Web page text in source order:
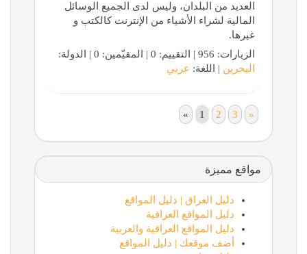
العديد من البلدان، وليس لدى الجميع الوسائل
المالية لشراء الأشياء من الإنترنت كالكتب و
غيرها.
الزيارات: 956 | التقييم: 0 | المقيّمين: 0 | الدولة:
البحرين | اللغة: عربي
« 1 2 3 »
مواقع مميزة
دليل العراق | دليل المواقع
دليل المواقع العراقية
دليل المواقع العراقية والعربية
أضف موقعك | دليل المواقع